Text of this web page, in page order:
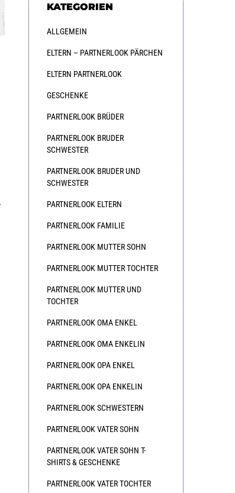
KATEGORIEN
ALLGEMEIN
ELTERN – PARTNERLOOK PÄRCHEN
ELTERN PARTNERLOOK
GESCHENKE
PARTNERLOOK BRÜDER
PARTNERLOOK BRUDER
SCHWESTER
PARTNERLOOK BRUDER UND
SCHWESTER
PARTNERLOOK ELTERN
PARTNERLOOK FAMILIE
PARTNERLOOK MUTTER SOHN
PARTNERLOOK MUTTER TOCHTER
PARTNERLOOK MUTTER UND
TOCHTER
PARTNERLOOK OMA ENKEL
PARTNERLOOK OMA ENKELIN
PARTNERLOOK OPA ENKEL
PARTNERLOOK OPA ENKELIN
PARTNERLOOK SCHWESTERN
PARTNERLOOK VATER SOHN
PARTNERLOOK VATER SOHN T-
SHIRTS & GESCHENKE
PARTNERLOOK VATER TOCHTER